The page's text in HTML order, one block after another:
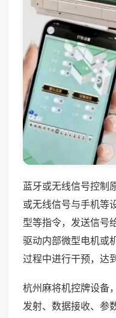
蓝牙或无线信号控制
或无线信号与手机等
型等指令，发送信号
驱动内部微型电机或
过程中进行干预，达
杭州麻将机控牌设备
发射、数据接收、参